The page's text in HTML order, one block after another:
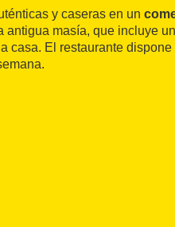
y caseras en un
antigua masía, que incluye
casa. El restaurante dispone